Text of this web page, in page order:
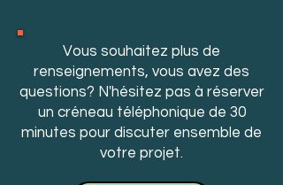
Vous souhaitez plus de
renseignements, vous avez des
questions? N'hésitez pas à réserver
un créneau téléphonique de 30
minutes pour discuter ensemble de
votre projet.